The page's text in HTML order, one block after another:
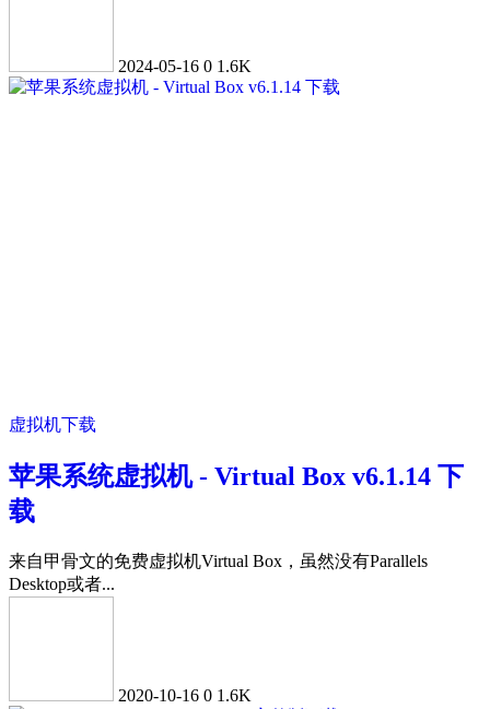
2024-05-16 0 1.6K
虚拟机下载
苹果系统虚拟机 - Virtual Box v6.1.14 下
载
来自甲骨文的免费虚拟机Virtual Box，虽然没有Parallels
Desktop或者...
2020-10-16 0 1.6K